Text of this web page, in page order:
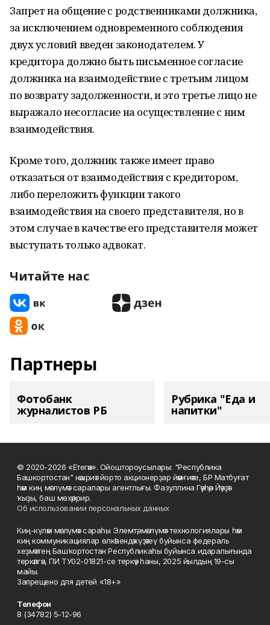
Запрет на общение с родственниками должника,
за исключением одновременного соблюдения
двух условий введен законодателем. У
кредитора должно быть письменное согласие
должника на взаимодействие с третьим лицом
по возврату задолженности, и это третье лицо не
выражало несогласие на осуществление с ним
взаимодействия.
Кроме того, должник также имеет право
отказаться от взаимодействия с кредитором,
либо переложить функции такого
взаимодействия на своего представителя, но в
этом случае в качестве его представителя может
выступать только адвокат.
Читайте нас
Партнеры
Фотобанк
журналистов РБ
Рубрика "Еда и
напитки"
© 2020-2026 «Етегән». Ойоштороусылары: "Республика
Башкортостан" нәшриәт йорто акционерҙар йәмғиәте, БР Матбуғат
һәм киң мәғлүмәт саралары агентлығы. Фазуллина Гәүһәр Йәүҙәт
ҡыҙы, баш мөхәррир.
Об использовании персональных данных
Киң-күләм мәғлүмәт сараһы Элемтә, мәғлүмәт технологиялары һәм
киң коммуникациялар өлкәһендә күҙәтеү буйынса федераль
хеҙмәттең Башҡортостан Республикаһы буйынса идаралығында
теркәлгән, ПИ ТУ02-01821-се теркәү һаны, 2025 йылдың 19-сы
майы.
Запрещено для детей «18+»
Телефон
8 (34782) 5-12-96